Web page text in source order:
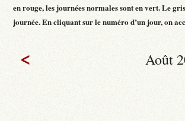
en rouge, les journées normales sont en vert. Le
journée. En cliquant sur le numéro d’un jour, on
< Août